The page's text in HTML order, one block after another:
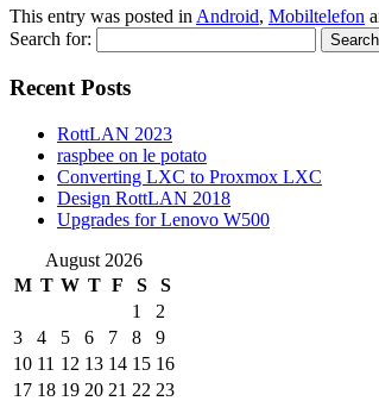
This entry was posted in Android, Mobiltelefon
Search for:
Recent Posts
RottLAN 2023
raspbee on le potato
Converting LXC to Proxmox LXC
Design RottLAN 2018
Upgrades for Lenovo W500
August 2026
M T W T F S
S
1
2
3
4 5 6 7 8
9
10 11 12 13 14 15 16
17 18 19 20 21 22 23